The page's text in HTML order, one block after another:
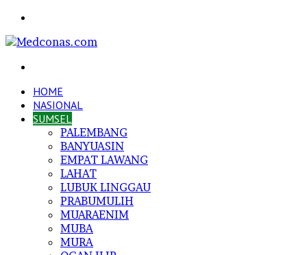
HOME
NASIONAL
SUMSEL
PALEMBANG
BANYUASIN
EMPAT LAWANG
LAHAT
LUBUK LINGGAU
PRABUMULIH
MUARAENIM
MUBA
MURA